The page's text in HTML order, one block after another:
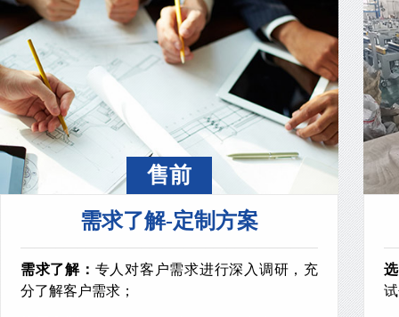
售前
需求了解-定制方案
需求了解： 专人对客户需求进行深入调研，充
分了解客户需求；